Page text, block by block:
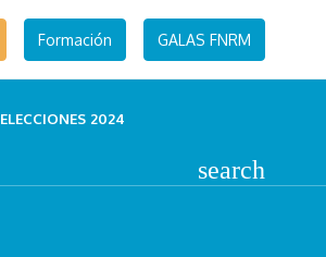
Formación GALAS FNRM
ELECCIONES 2024
search